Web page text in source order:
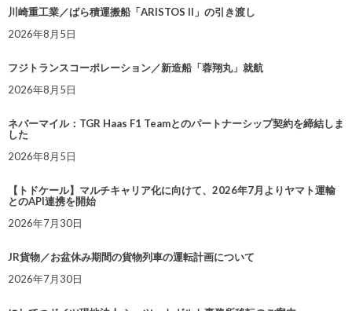
川崎重工業／ばら積運搬船「ARISTOS II」の引き渡し
2026年8月5日
フジトランスコーポレーション／新造船「蓉翔丸」就航
2026年8月5日
ネバーマイル：TGR Haas F1 Teamとのパートナーシップ契約を締結しま
した
2026年8月5日
【トドケール】マルチキャリア化に向けて、2026年7月よりヤマト運輸
とのAPI連携を開始
2026年7月30日
JR貨物／お盆休み期間の貨物列車の運転計画について
2026年7月30日